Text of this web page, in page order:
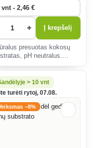
+ Į krepšelį
presuotas kokosų
pH neutralus.
ir daigams prieš
> 10 vnt
turėti rytoj, 07.08.
−8%